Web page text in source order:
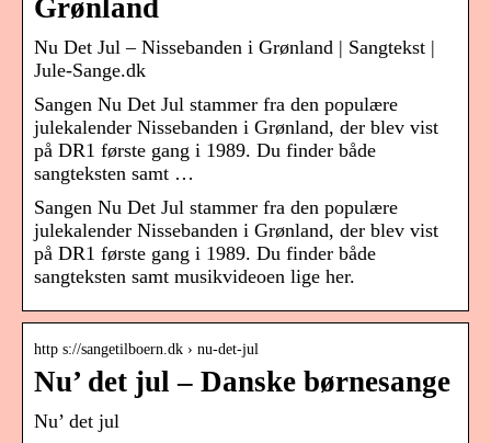
Grønland
Nu Det Jul – Nissebanden i Grønland | Sangtekst |
Jule-Sange.dk
Sangen Nu Det Jul stammer fra den populære
julekalender Nissebanden i Grønland, der blev vist
på DR1 første gang i 1989. Du finder både
sangteksten samt …
Sangen Nu Det Jul stammer fra den populære
julekalender Nissebanden i Grønland, der blev vist
på DR1 første gang i 1989. Du finder både
sangteksten samt musikvideoen lige her.
http s://sangetilboern.dk › nu-det-jul
Nu’ det jul – Danske børnesange
Nu’ det jul